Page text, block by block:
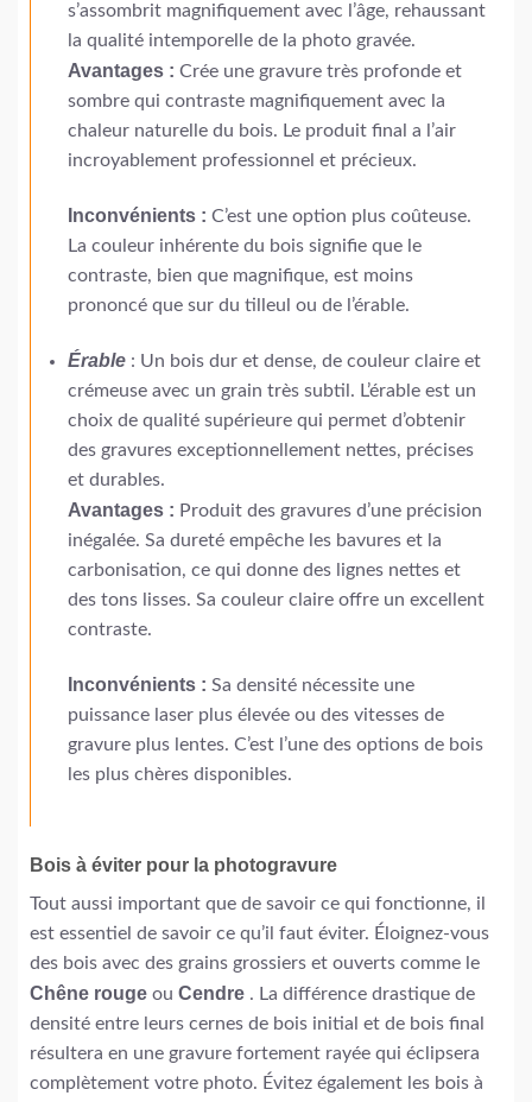
s’assombrit magnifiquement avec l’âge, rehaussant
la qualité intemporelle de la photo gravée.
Avantages : Crée une gravure très profonde et
sombre qui contraste magnifiquement avec la
chaleur naturelle du bois. Le produit final a l’air
incroyablement professionnel et précieux.
Inconvénients : C’est une option plus coûteuse.
La couleur inhérente du bois signifie que le
contraste, bien que magnifique, est moins
prononcé que sur du tilleul ou de l’érable.
Érable: Un bois dur et dense, de couleur claire et
crémeuse avec un grain très subtil. L’érable est un
choix de qualité supérieure qui permet d’obtenir
des gravures exceptionnellement nettes, précises
et durables.
Avantages : Produit des gravures d’une précision
inégalée. Sa dureté empêche les bavures et la
carbonisation, ce qui donne des lignes nettes et
des tons lisses. Sa couleur claire offre un excellent
contraste.
Inconvénients : Sa densité nécessite une
puissance laser plus élevée ou des vitesses de
gravure plus lentes. C’est l’une des options de bois
les plus chères disponibles.
Bois à éviter pour la photogravure
Tout aussi important que de savoir ce qui fonctionne, il
est essentiel de savoir ce qu’il faut éviter. Éloignez-vous
des bois avec des grains grossiers et ouverts comme le
Chêne rouge ou Cendre . La différence drastique de
densité entre leurs cernes de bois initial et de bois final
résultera en une gravure fortement rayée qui éclipsera
complètement votre photo. Évitez également les bois à